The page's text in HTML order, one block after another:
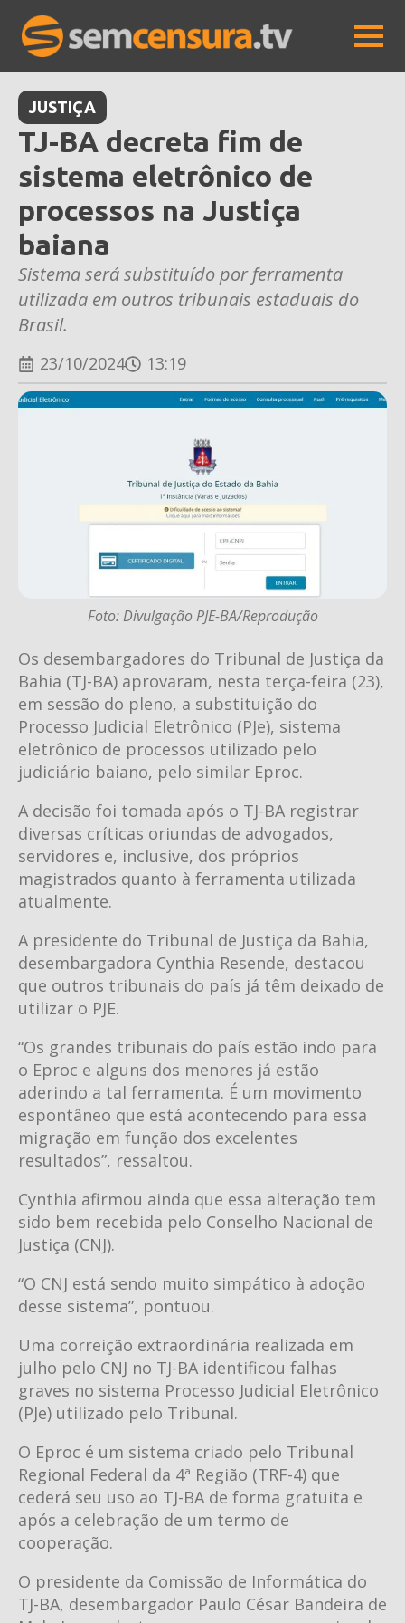
JUSTIÇA
TJ-BA decreta fim de
sistema eletrônico de
processos na Justiça
baiana
Sistema será substituído por ferramenta
utilizada em outros tribunais estaduais do
Brasil.
23/10/2024 13:19
Foto: Divulgação PJE-BA/Reprodução
Os desembargadores do Tribunal de Justiça da
Bahia (TJ-BA) aprovaram, nesta terça-feira (23),
em sessão do pleno, a substituição do
Processo Judicial Eletrônico (PJe), sistema
eletrônico de processos utilizado pelo
judiciário baiano, pelo similar Eproc.
A decisão foi tomada após o TJ-BA registrar
diversas críticas oriundas de advogados,
servidores e, inclusive, dos próprios
magistrados quanto à ferramenta utilizada
atualmente.
A presidente do Tribunal de Justiça da Bahia,
desembargadora Cynthia Resende, destacou
que outros tribunais do país já têm deixado de
utilizar o PJE.
“Os grandes tribunais do país estão indo para
o Eproc e alguns dos menores já estão
aderindo a tal ferramenta. É um movimento
espontâneo que está acontecendo para essa
migração em função dos excelentes
resultados”, ressaltou.
Cynthia afirmou ainda que essa alteração tem
sido bem recebida pelo Conselho Nacional de
Justiça (CNJ).
“O CNJ está sendo muito simpático à adoção
desse sistema”, pontuou.
Uma correição extraordinária realizada em
julho pelo CNJ no TJ-BA identificou falhas
graves no sistema Processo Judicial Eletrônico
(PJe) utilizado pelo Tribunal.
O Eproc é um sistema criado pelo Tribunal
Regional Federal da 4ª Região (TRF-4) que
cederá seu uso ao TJ-BA de forma gratuita e
após a celebração de um termo de
cooperação.
O presidente da Comissão de Informática do
TJ-BA, desembargador Paulo César Bandeira de